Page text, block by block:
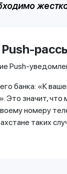
Push-
банка: «К
Это значит,
номеру
таких